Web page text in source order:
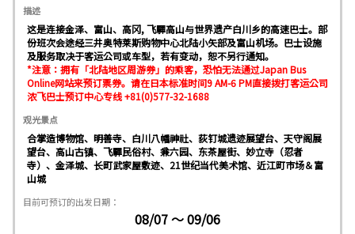
描述
这是连接金泽、富山、高冈, 飞驒高山与世界遗产白川乡的高速巴士。部
份班次会途经三井奥特莱斯购物中心北陆小矢部及富山机场。巴士设施
及服务取决于客运公司或车型，若有变动，恕不另行通知。
*注意：拥有「北陆地区周游券」的乘客，恐怕无法通过Japan Bus
Online网站来预订票券。请在日本标准时间9 AM-6 PM直接拨打客运公司
浓飞巴士预订中心专线 +81(0)577-32-1688
观光景点
合掌造博物馆、明善寺、白川八幡神社、荻钉城遗迹展望台、天守阁展
望台、高山古镇、飞驒民俗村、兼六园、东茶屋街、妙立寺（忍者
寺）、金泽城、长町武家屋敷迹、21世纪当代美术馆、近江町市场＆富
山城
目前可预订的出发日期：
08/07 ～ 09/06